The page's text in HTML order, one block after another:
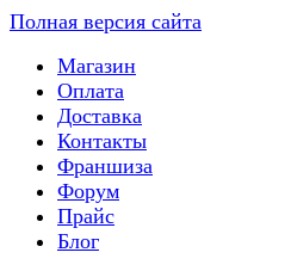
Полная версия сайта
Магазин
Оплата
Доставка
Контакты
Франшиза
Форум
Прайс
Блог